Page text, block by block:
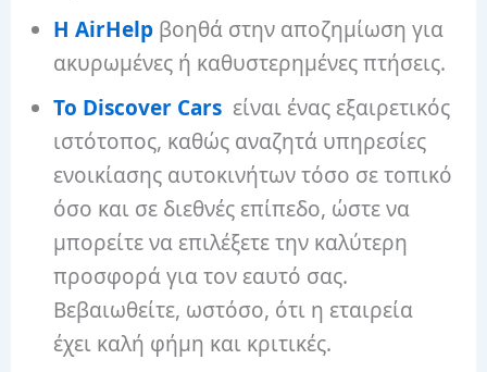
Η AirHelp βοηθά στην αποζημίωση για
ακυρωμένες ή καθυστερημένες πτήσεις.
Το Discover Cars είναι ένας εξαιρετικός
ιστότοπος, καθώς αναζητά υπηρεσίες
ενοικίασης αυτοκινήτων τόσο σε τοπικό
όσο και σε διεθνές επίπεδο, ώστε να
μπορείτε να επιλέξετε την καλύτερη
προσφορά για τον εαυτό σας.
Βεβαιωθείτε, ωστόσο, ότι η εταιρεία
έχει καλή φήμη και κριτικές.